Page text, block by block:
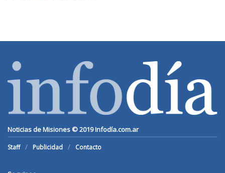
Noticias de Misiones © 2019Infodía.com.ar
Staff Publicidad Contacto